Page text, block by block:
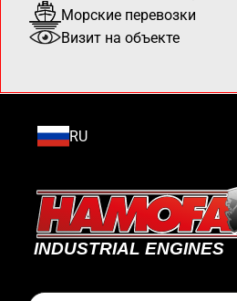
Морские перевозки
Визит на объекте
RU